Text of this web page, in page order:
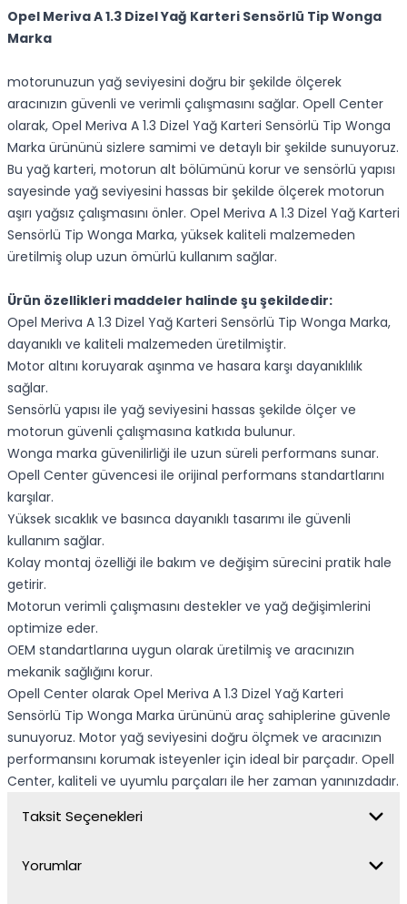
Opel Meriva A 1.3 Dizel Yağ Karteri Sensörlü Tip Wonga
Marka
motorunuzun yağ seviyesini doğru bir şekilde ölçerek
aracınızın güvenli ve verimli çalışmasını sağlar. Opell Center
olarak, Opel Meriva A 1.3 Dizel Yağ Karteri Sensörlü Tip Wonga
Marka ürününü sizlere samimi ve detaylı bir şekilde sunuyoruz.
Bu yağ karteri, motorun alt bölümünü korur ve sensörlü yapısı
sayesinde yağ seviyesini hassas bir şekilde ölçerek motorun
aşırı yağsız çalışmasını önler. Opel Meriva A 1.3 Dizel Yağ Karteri
Sensörlü Tip Wonga Marka, yüksek kaliteli malzemeden
üretilmiş olup uzun ömürlü kullanım sağlar.
Ürün özellikleri maddeler halinde şu şekildedir:
Opel Meriva A 1.3 Dizel Yağ Karteri Sensörlü Tip Wonga Marka,
dayanıklı ve kaliteli malzemeden üretilmiştir.
Motor altını koruyarak aşınma ve hasara karşı dayanıklılık
sağlar.
Sensörlü yapısı ile yağ seviyesini hassas şekilde ölçer ve
motorun güvenli çalışmasına katkıda bulunur.
Wonga marka güvenilirliği ile uzun süreli performans sunar.
Opell Center güvencesi ile orijinal performans standartlarını
karşılar.
Yüksek sıcaklık ve basınca dayanıklı tasarımı ile güvenli
kullanım sağlar.
Kolay montaj özelliği ile bakım ve değişim sürecini pratik hale
getirir.
Motorun verimli çalışmasını destekler ve yağ değişimlerini
optimize eder.
OEM standartlarına uygun olarak üretilmiş ve aracınızın
mekanik sağlığını korur.
Opell Center olarak Opel Meriva A 1.3 Dizel Yağ Karteri
Sensörlü Tip Wonga Marka ürününü araç sahiplerine güvenle
sunuyoruz. Motor yağ seviyesini doğru ölçmek ve aracınızın
performansını korumak isteyenler için ideal bir parçadır. Opell
Center, kaliteli ve uyumlu parçaları ile her zaman yanınızdadır.
Taksit Seçenekleri
Yorumlar